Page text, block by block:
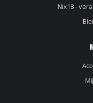
Nix18 -